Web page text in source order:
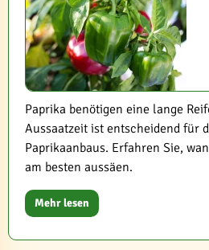
Paprika benötigen eine lange
Aussaatzeit ist entscheidend für
Paprikaanbaus. Erfahren Sie,
am besten aussäen.
Mehr lesen